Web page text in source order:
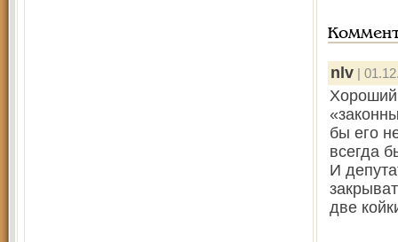
nlv |
Хороший
бы его
всегда
И
две